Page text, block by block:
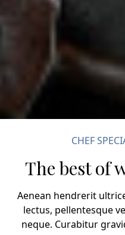
CHEF
The best of
Aenean hendrerit
lectus, pellentesque
neque. Curabitur